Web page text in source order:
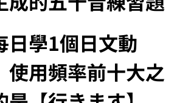
日學1個日文動
使用頻率前十大之